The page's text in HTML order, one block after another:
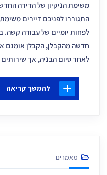
משימת הניקיון של הדירה
התגוררו לפניכם דיירים משימת
לפחות יומיים של עבודה קשה.
חדשה מהקבלן, הקבלן אומנם
לאחר סיום הבניה, אך
להמשך קריאה
מאמרים